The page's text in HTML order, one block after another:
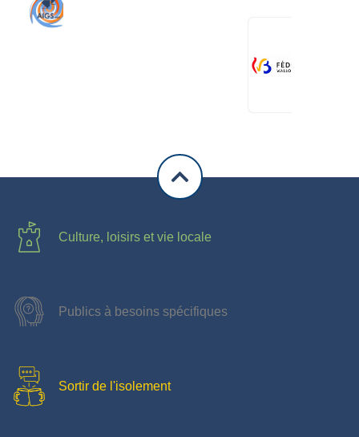
Culture, loisirs et vie locale
Publics à besoins spécifiques
Sortir de l'isolement